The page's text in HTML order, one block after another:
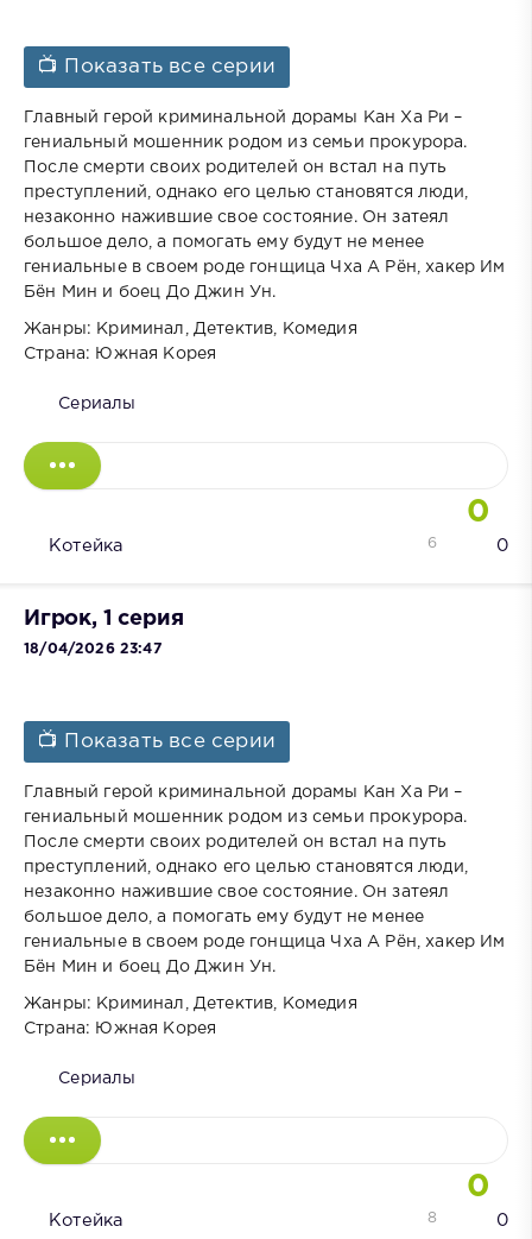
📺 Показать все серии
Главный герой криминальной дорамы Кан Ха Ри –
гениальный мошенник родом из семьи прокурора.
После смерти своих родителей он встал на путь
преступлений, однако его целью становятся люди,
незаконно нажившие свое состояние. Он затеял
большое дело, а помогать ему будут не менее
гениальные в своем роде гонщица Чха А Рён, хакер Им
Бён Мин и боец До Джин Ун.
Жанры: Криминал, Детектив, Комедия
Страна: Южная Корея
Сериалы
0
Котейка 0
6
Игрок, 1 серия
18/04/2026 23:47
📺 Показать все серии
Главный герой криминальной дорамы Кан Ха Ри –
гениальный мошенник родом из семьи прокурора.
После смерти своих родителей он встал на путь
преступлений, однако его целью становятся люди,
незаконно нажившие свое состояние. Он затеял
большое дело, а помогать ему будут не менее
гениальные в своем роде гонщица Чха А Рён, хакер Им
Бён Мин и боец До Джин Ун.
Жанры: Криминал, Детектив, Комедия
Страна: Южная Корея
Сериалы
0
Котейка 0
8